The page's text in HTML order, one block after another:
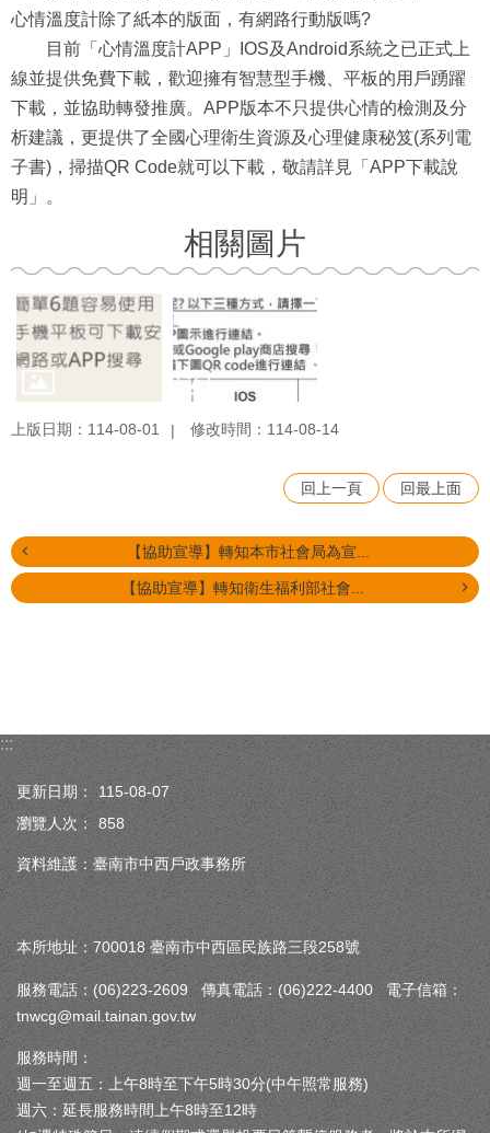
心情溫度計除了紙本的版面，有網路行動版嗎?
目前「心情溫度計APP」IOS及Android系統之已正式上
線並提供免費下載，歡迎擁有智慧型手機、平板的用戶踴躍
下載，並協助轉發推廣。APP版本不只提供心情的檢測及分
析建議，更提供了全國心理衛生資源及心理健康秘笈(系列電
子書)，掃描QR Code就可以下載，敬請詳見「APP下載說
明」。
相關圖片
上版日期：114-08-01 修改時間：114-08-14
回上一頁 回最上面
【協助宣導】轉知本市社會局為宣...
【協助宣導】轉知衛生福利部社會...
:::
更新日期：
115-08-07
瀏覽人次：
858
資料維護：臺南市中西戶政事務所
本所地址：700018 臺南市中西區民族路三段258號
服務電話：(06)223-2609 傳真電話：(06)222-4400 電子信箱：
tnwcg@mail.tainan.gov.tw
服務時間：
週一至週五：上午8時至下午5時30分(中午照常服務)
週六：延長服務時間上午8時至12時